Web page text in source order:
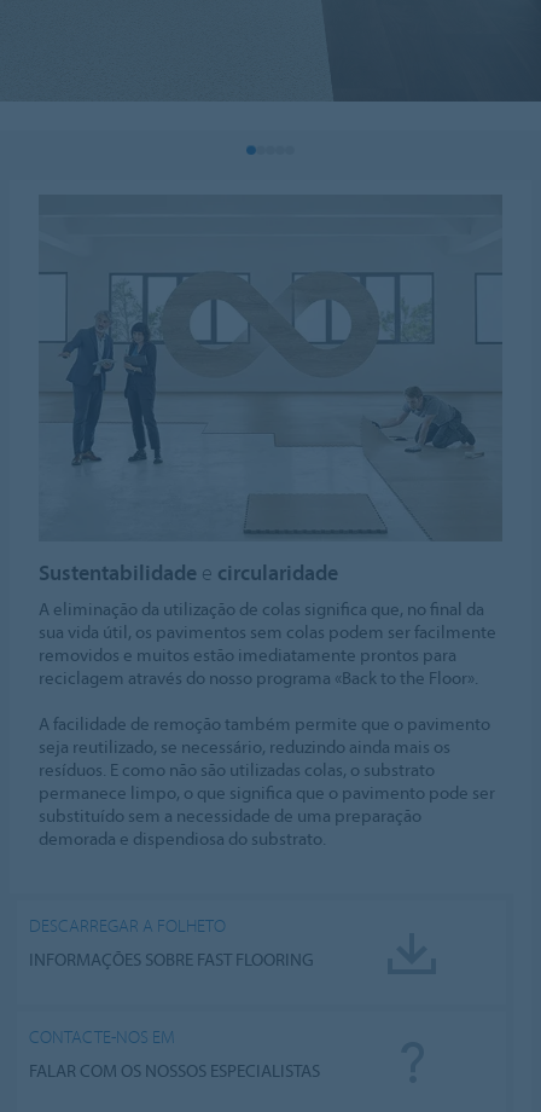
Sustentabilidade e circularidade
A eliminação da utilização de colas significa que, no final da
sua vida útil, os pavimentos sem colas podem ser facilmente
removidos e muitos estão imediatamente prontos para
reciclagem através do nosso programa «Back to the Floor».
A facilidade de remoção também permite que o pavimento
seja reutilizado, se necessário, reduzindo ainda mais os
resíduos. E como não são utilizadas colas, o substrato
permanece limpo, o que significa que o pavimento pode ser
substituído sem a necessidade de uma preparação
demorada e dispendiosa do substrato.
DESCARREGAR A FOLHETO
INFORMAÇÕES SOBRE FAST FLOORING
CONTACTE-NOS EM
FALAR COM OS NOSSOS ESPECIALISTAS